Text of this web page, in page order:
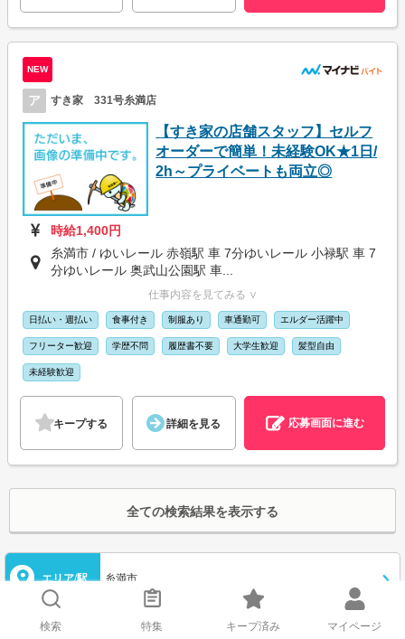
NEW
ア すき家 331号糸満店
【すき家の店舗スタッフ】セルフ
オーダーで簡単！未経験OK★1日/
2h～プライベートも両立◎
時給1,400円
糸満市 / ゆいレール 赤嶺駅 車 7分ゆいレール 小禄駅 車 7
分ゆいレール 奥武山公園駅 車...
仕事内容を見てみる ∨
日払い・週払い 食事付き 制服あり 車通勤可 エルダー活躍中
フリーター歓迎 学歴不問 履歴書不要 大学生歓迎 髪型自由
未経験歓迎
キープする 詳細を見る 応募画面に進む
全ての検索結果を表示する
エリア/駅 糸満市
職種 選択してください
検索 特集 キープ済み マイページ